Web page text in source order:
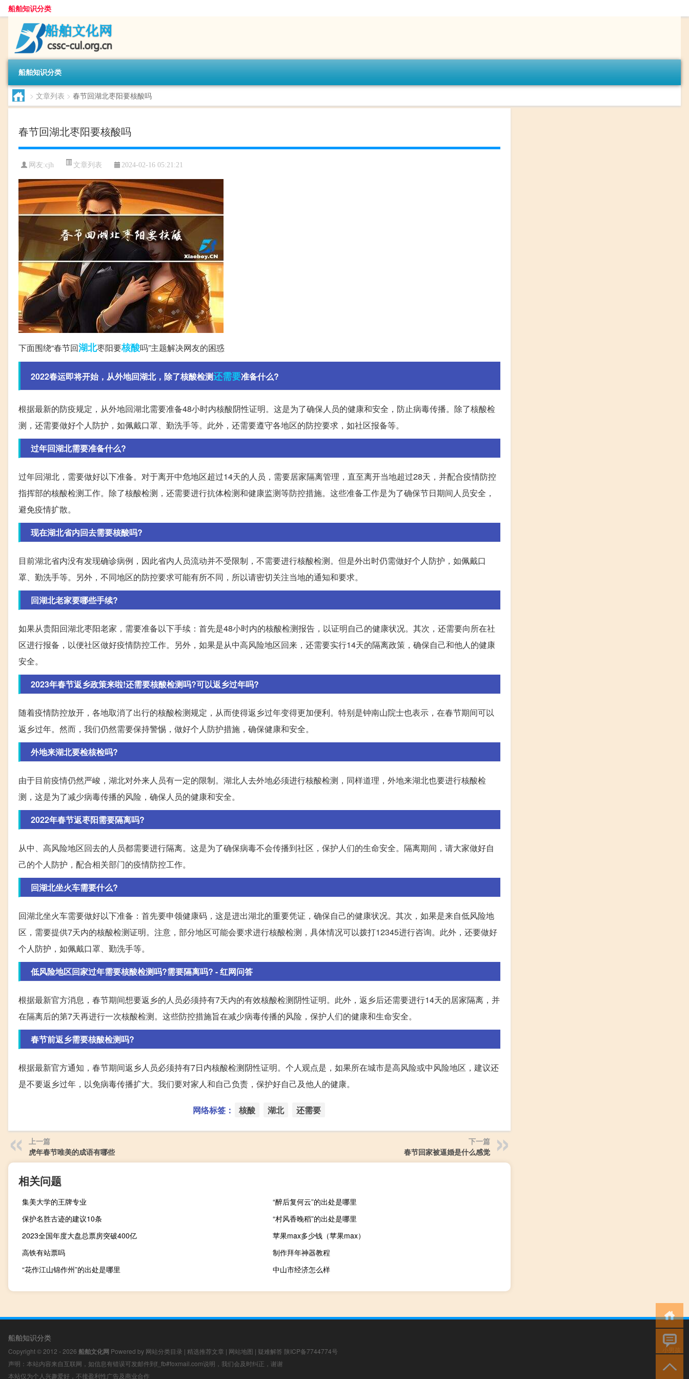
船舶知识分类
船舶知识分类
> 文章列表 > 春节回湖北枣阳要核酸吗
春节回湖北枣阳要核酸吗
网友:cjh 文章列表 2024-02-16 05:21:21
下面围绕“春节回湖北枣阳要核酸吗”主题解决网友的困惑
2022春运即将开始，从外地回湖北，除了核酸检测还需要准备什么?
根据最新的防疫规定，从外地回湖北需要准备48小时内核酸阴性证明。这是为了确保人员的健康和安全，防止病毒传播。除了核酸检
测，还需要做好个人防护，如佩戴口罩、勤洗手等。此外，还需要遵守各地区的防控要求，如社区报备等。
过年回湖北需要准备什么?
过年回湖北，需要做好以下准备。对于离开中危地区超过14天的人员，需要居家隔离管理，直至离开当地超过28天，并配合疫情防控
指挥部的核酸检测工作。除了核酸检测，还需要进行抗体检测和健康监测等防控措施。这些准备工作是为了确保节日期间人员安全，
避免疫情扩散。
现在湖北省内回去需要核酸吗?
目前湖北省内没有发现确诊病例，因此省内人员流动并不受限制，不需要进行核酸检测。但是外出时仍需做好个人防护，如佩戴口
罩、勤洗手等。另外，不同地区的防控要求可能有所不同，所以请密切关注当地的通知和要求。
回湖北老家要哪些手续?
如果从贵阳回湖北枣阳老家，需要准备以下手续：首先是48小时内的核酸检测报告，以证明自己的健康状况。其次，还需要向所在社
区进行报备，以便社区做好疫情防控工作。另外，如果是从中高风险地区回来，还需要实行14天的隔离政策，确保自己和他人的健康
安全。
2023年春节返乡政策来啦!还需要核酸检测吗?可以返乡过年吗?
随着疫情防控放开，各地取消了出行的核酸检测规定，从而使得返乡过年变得更加便利。特别是钟南山院士也表示，在春节期间可以
返乡过年。然而，我们仍然需要保持警惕，做好个人防护措施，确保健康和安全。
外地来湖北要检核检吗?
由于目前疫情仍然严峻，湖北对外来人员有一定的限制。湖北人去外地必须进行核酸检测，同样道理，外地来湖北也要进行核酸检
测，这是为了减少病毒传播的风险，确保人员的健康和安全。
2022年春节返枣阳需要隔离吗?
从中、高风险地区回去的人员都需要进行隔离。这是为了确保病毒不会传播到社区，保护人们的生命安全。隔离期间，请大家做好自
己的个人防护，配合相关部门的疫情防控工作。
回湖北坐火车需要什么?
回湖北坐火车需要做好以下准备：首先要申领健康码，这是进出湖北的重要凭证，确保自己的健康状况。其次，如果是来自低风险地
区，需要提供7天内的核酸检测证明。注意，部分地区可能会要求进行核酸检测，具体情况可以拨打12345进行咨询。此外，还要做好
个人防护，如佩戴口罩、勤洗手等。
低风险地区回家过年需要核酸检测吗?需要隔离吗? - 红网问答
根据最新官方消息，春节期间想要返乡的人员必须持有7天内的有效核酸检测阴性证明。此外，返乡后还需要进行14天的居家隔离，并
在隔离后的第7天再进行一次核酸检测。这些防控措施旨在减少病毒传播的风险，保护人们的健康和生命安全。
春节前返乡需要核酸检测吗?
根据最新官方通知，春节期间返乡人员必须持有7日内核酸检测阴性证明。个人观点是，如果所在城市是高风险或中风险地区，建议还
是不要返乡过年，以免病毒传播扩大。我们要对家人和自己负责，保护好自己及他人的健康。
网络标签： 核酸 湖北 还需要
上一篇
虎年春节唯美的成语有哪些
下一篇
春节回家被逼婚是什么感觉
相关问题
集美大学的王牌专业
“醉后复何云”的出处是哪里
保护名胜古迹的建议10条
“村风香晚稻”的出处是哪里
2023全国年度大盘总票房突破400亿
苹果max多少钱（苹果max）
高铁有站票吗
制作拜年神器教程
“花作江山锦作州”的出处是哪里
中山市经济怎么样
船舶知识分类
Copyright © 2012 - 2026 船舶文化网 Powered by 网站分类目录 | 精选推荐文章 | 网站地图 | 疑难解答 陕ICP备7744774号
声明：本站内容来自互联网，如信息有错误可发邮件到f_fb#foxmail.com说明，我们会及时纠正，谢谢
本站仅为个人兴趣爱好，不接盈利性广告及商业合作
小男孩